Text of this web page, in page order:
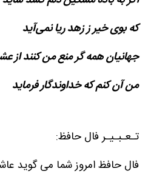
که بوی خیر ز زهد ریا نمی‌آید
جهانیان همه گر منع من کنند از
من آن کنم که خداوندگار فرماید
تـعـبـیـر فال حافظ:
فال حافظ امروز شما می گوید